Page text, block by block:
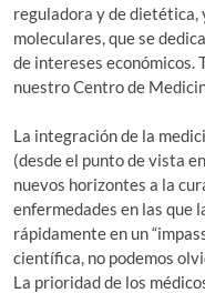
reguladora y de dietética,
moleculares, que se
de intereses económicos.
nuestro Centro de
La integración de la
(desde el punto de vista
nuevos horizontes a la
enfermedades en las que
rápidamente en un
científica, no podemos
La prioridad de los